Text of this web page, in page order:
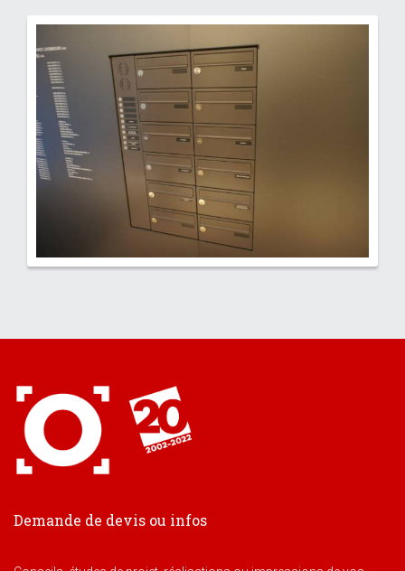
Demande de devis ou infos